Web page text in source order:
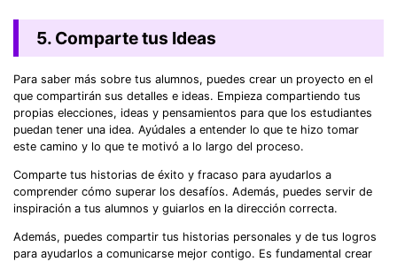
5. Comparte tus Ideas
Para saber más sobre tus alumnos, puedes crear un proyecto en el
que compartirán sus detalles e ideas. Empieza compartiendo tus
propias elecciones, ideas y pensamientos para que los estudiantes
puedan tener una idea. Ayúdales a entender lo que te hizo tomar
este camino y lo que te motivó a lo largo del proceso.
Comparte tus historias de éxito y fracaso para ayudarlos a
comprender cómo superar los desafíos. Además, puedes servir de
inspiración a tus alumnos y guiarlos en la dirección correcta.
Además, puedes compartir tus historias personales y de tus logros
para ayudarlos a comunicarse mejor contigo. Es fundamental crear